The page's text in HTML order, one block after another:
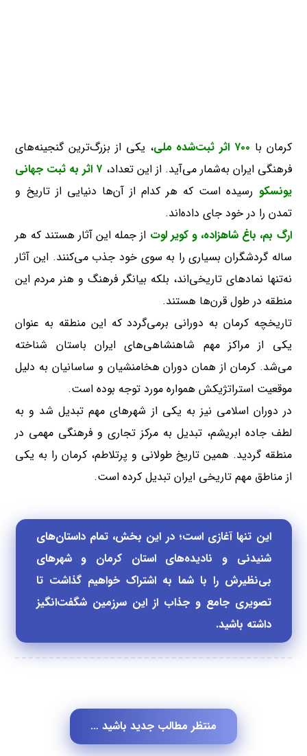
کرمان با ۷۰۰ اثر ثبت‌شده ملی
، یکی از بزرگ‌ترین گنجینه‌های
فرهنگی ایران به‌شمار می‌آید. از این تعداد،
۷ اثر به ثبت جهانی
یونسکو رسیده است که هر کدام از آن‌ها دنیایی از تاریخ و
تمدن را در خود جای داده‌اند.
ارگ بم، باغ شاهزاده، و کویر لوت از جمله این آثار هستند که هر
ساله گردشگران بسیاری را به سوی خود جذب می‌کنند. این آثار
نه‌تنها نمادهای تاریخی‌اند، بلکه بیانگر فرهنگ و هنر مردم این
منطقه در طول قرن‌ها هستند.
تاریخچه کرمان به دورانی برمی‌گردد که این منطقه به عنوان
یکی از مراکز مهم شاهنشاهی‌های ایران باستان شناخته
می‌شد. کرمان از همان دوران هخامنشیان و ساسانیان به دلیل
موقعیت استراتژیکش همواره مورد توجه بوده است.
در دوران اسلامی نیز به یکی از شهرهای مهم تبدیل شد و به
لطف جاده ابریشم، تبدیل به مرکز تجاری و فرهنگی مهمی در
منطقه گردید. همین تاریخ طولانی و پرتلاطم، کرمان را به یکی
از مناطق مهم تاریخی ایران تبدیل کرده است.
این تنها آغازی است؛ در این بخش، تمام داستان‌های
شنیدنی و نادیده‌های استان کرمان و شهرهای
بی‌نظیرش را با شما به اشتراک خواهیم گذاشت تا
تصویری جامع و جذاب از این سرزمین شگفت‌انگیز
داشته باشید.
یخدان مویدی
کرمان
کرمان
گنبد جبلیه کرمان
مسجد گنجعلی
خان کرمان
کاروانسرای گنجعلی
حمام گنجعلی خان
منتظر مطالب جدید باشید …